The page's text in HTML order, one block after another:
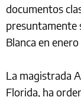
documentos
presuntamente
Blanca en enero
La magistrada
Florida, ha